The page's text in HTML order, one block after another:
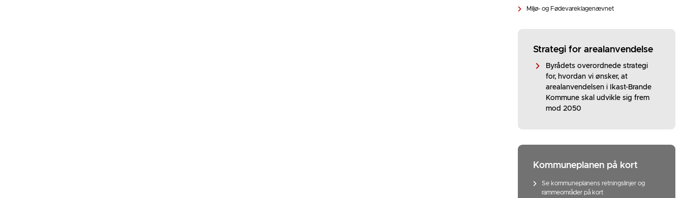
Miljø- og Fødevareklagenævnet
Strategi for arealanvendelse
Byrådets overordnede strategi
for, hvordan vi ønsker, at
arealanvendelsen i Ikast-Brande
Kommune skal udvikle sig frem
mod 2050
Kommuneplanen på kort
Se kommuneplanens retningslinjer og
rammeområder på kort